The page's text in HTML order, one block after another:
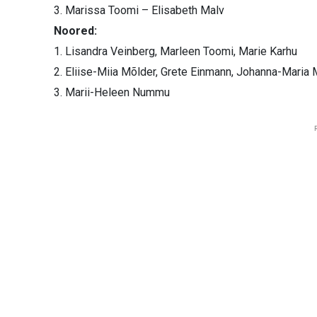
3. Marissa Toomi – Elisabeth Malv
Noored:
1. Lisandra Veinberg, Marleen Toomi, Marie Karhu
2. Eliise-Miia Mõlder, Grete Einmann, Johanna-Maria
3. Marii-Heleen Nummu